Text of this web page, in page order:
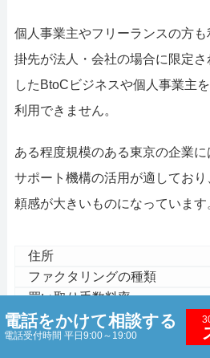
個人事業主やフリーランスの方
掛先が法人・会社の場合に限定
したBtoCビジネスや個人事業主
利用できません。
ある程度規模のある東京の企業
サポート機構の活用が適してお
頼感が大きいものになっています
住所
ファクタリングの種類
買い取り手数料率
即日資金化可能か？
入金までの時間
電話をかけて相談する
電話受付時間 平日9:00～19:00